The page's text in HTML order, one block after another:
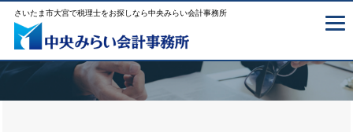
さいたま市大宮で税理士をお探しなら中央みらい会計事務所